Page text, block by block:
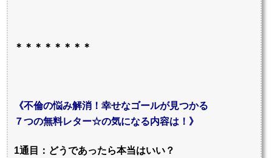
＊＊＊＊＊＊＊＊
《不倫の悩み解消！幸せなゴールが見つかる
７つの無料レター☆の気になる内容は！》
1通目：どうであったら本当はいい？